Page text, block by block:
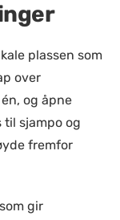
plassen som
over
og åpne
til sjampo og
fremfor
gir